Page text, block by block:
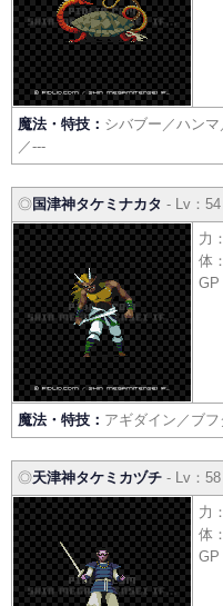
魔法・特技： シバブー／ハン
／---
◎国津神タケミナカタ - Lv：54
力
体
GP
魔法・特技： アギダイン／ブ
◎天津神タケミカヅチ - Lv：58
力
体
GP